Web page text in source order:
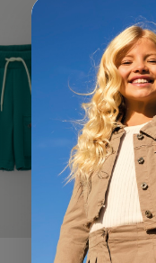
NEW